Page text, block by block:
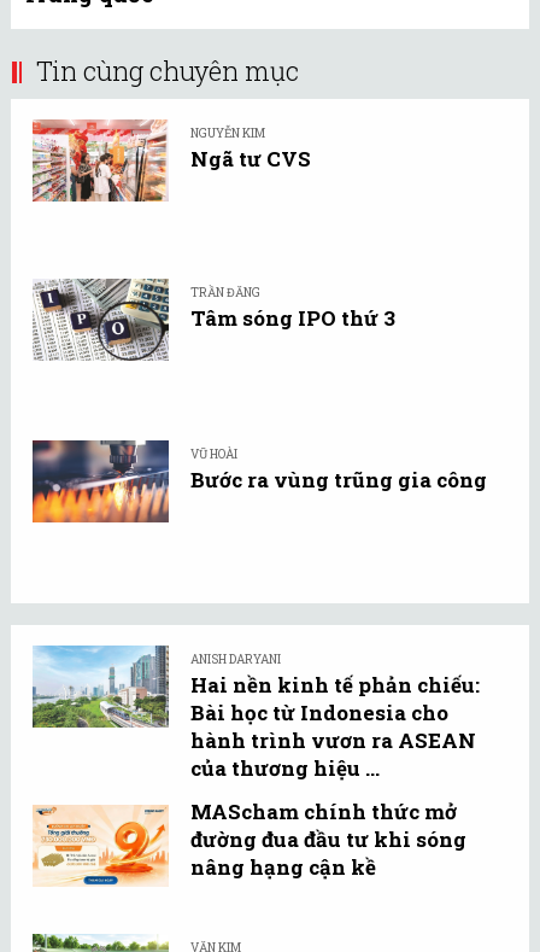
Tin cùng chuyên mục
NGUYỄN KIM
Ngã tư CVS
TRẦN ĐĂNG
Tâm sóng IPO thứ 3
VŨ HOÀI
Bước ra vùng trũng gia công
ANISH DARYANI
Hai nền kinh tế phản chiếu:
Bài học từ Indonesia cho
hành trình vươn ra ASEAN
của thương hiệu ...
MAScham chính thức mở
đường đua đầu tư khi sóng
nâng hạng cận kề
VĂN KIM